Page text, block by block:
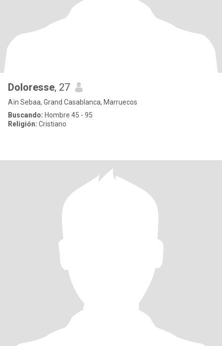
Doloresse, 27
Aïn Sebaa, Grand Casablanca, Marruecos
Buscando: Hombre 45 - 95
Religión: Cristiano